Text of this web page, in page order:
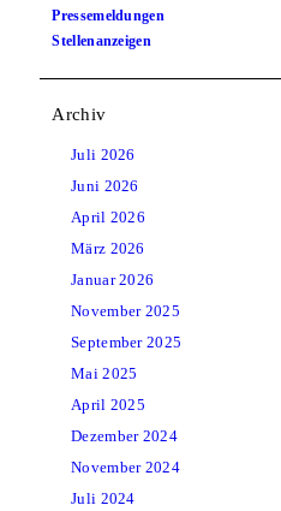
Pressemeldungen
Stellenanzeigen
Archiv
Juli 2026
Juni 2026
April 2026
März 2026
Januar2026
November 2025
September 2025
Mai2025
April 2025
Dezember 2024
November 2024
Juli 2024